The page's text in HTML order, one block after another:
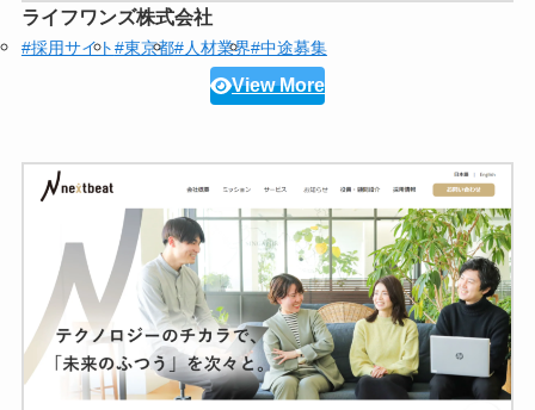
ライフワンズ株式会社
#採用サイト#東京都#人材業界#中途募集
View More